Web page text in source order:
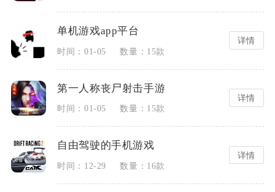
单机游戏app平台
时间：01-05 数量：15款
详情
第一人称丧尸射击手游
时间：01-05 数量：15款
详情
自由驾驶的手机游戏
时间：12-29 数量：16款
详情